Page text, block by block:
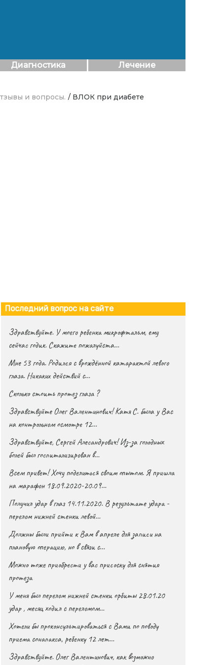
Диагностика Лечение
и вопросы. / ВЛОК при диабете
Последний вопрос на сайте
Здравствуйте. У моего ребенка микрофтальм, ему
сейчас годик. Скажите пожалуйста…
Мне 53 года. Родился с врождённой катарактой левого
глаза. Никаких действий с…
Сколько стоить протез глаза ?
Здравствуйте Олег Валентинович! Катя С. была у Вас
на контрольном осмотре 12…
Здравствуйте, Сергей Алесандрович! Из-за голодных
болей был госпитализирован в…
Всем привет! Хочу поделиться своим опытом. Я пришла
на марафон 18.09.2020-20.09…
Получил удар в глаз 14.11.2020. В результате удара -
перелом нижней стенки левой…
Должны были прийти к Вам в апреле для записи на
плановую операцию, но в связи с…
Можно тоже приобрести у вас присоску для снятия
протеза
У меня был перелом нижней стенки орбиты 28.01.20
удар , месяц ходил с переломом…
Хотели бы проконсультироваться с Вами по поводу
приема сонапакса, ребенку 12 лет…
Здравствуйте. Олег Валентинович, как возможно